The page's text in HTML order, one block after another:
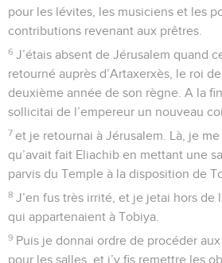
pour les lévites, les musiciens et les
contributions revenant aux prêtres.
6 J’étais absent de Jérusalem quand
retourné auprès d’Artaxerxès, le roi
deuxième année de son règne. A la
sollicitai de l’empereur un nouveau
7 et je retournai à Jérusalem. Là, je
qu’avait fait Eliachib en mettant une
parvis du Temple à la disposition de
8 J’en fus très irrité, et je jetai hors de
qui appartenaient à Tobiya.
9 Puis je donnai ordre de procéder
pour les salles, et j’y fis remettre les